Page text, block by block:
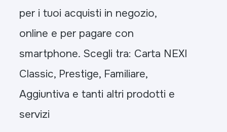
per i tuoi acquisti in negozio,
online e per pagare con
smartphone. Scegli tra: Carta NEXI
Classic, Prestige, Familiare,
Aggiuntiva e tanti altri prodotti e
servizi